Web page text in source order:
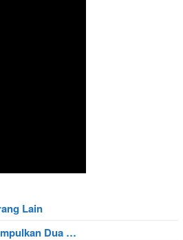
Lain
Dua …